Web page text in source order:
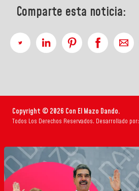
Comparte esta noticia:
Copyright © 2026 Con El Mazo Dando.
Todos Los Derechos Reservados. Desarrollado